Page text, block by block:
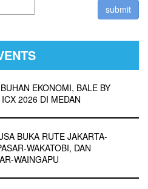
EKONOMI, BALE BY
2026 DI MEDAN
BUKA RUTE JAKARTA-
WAKATOBI, DAN
WAINGAPU